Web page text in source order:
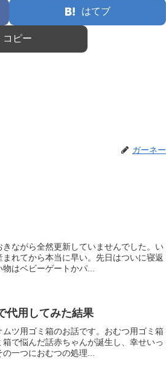
はてブ
コピー
ガーネー
ながら全然更新していませんでした。い
れてから本当に早い。先日はついに寝返
はベビーゲートかパ...
代用してみた結果
ツ用ゴミ箱のお話です。おむつ用ゴミ箱
で悩んだ話赤ちゃんが誕生し、幸せいっ
一つにおむつの処理...